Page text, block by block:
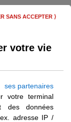
votre vie
ses partenaires
votre terminal
des données
adresse IP /
SANS ACCEPTER ⟩